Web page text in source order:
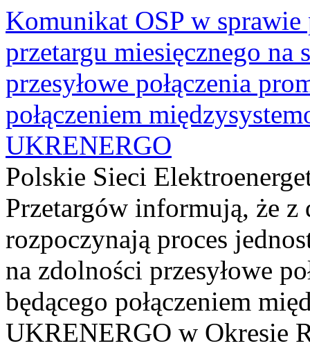
Komunikat OSP w sprawie
przetargu miesięcznego
przesyłowe połączenia
połączeniem
UKRENERGO
Polskie Sieci
Przetargów informują, że
rozpoczynają proces
na zdolności przesyłowe
będącego połączeniem
UKRENERGO w Okresie